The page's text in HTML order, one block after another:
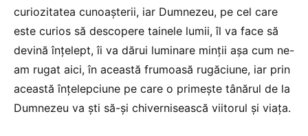
curiozitatea cunoașterii, iar Dumnezeu, pe cel care
este curios să descopere tainele lumii, îl va face să
devină înțelept, îi va dărui luminare minții așa cum ne-
am rugat aici, în această frumoasă rugăciune, iar prin
această înțelepciune pe care o primește tânărul de la
Dumnezeu va ști să-și chivernisească viitorul și viața.